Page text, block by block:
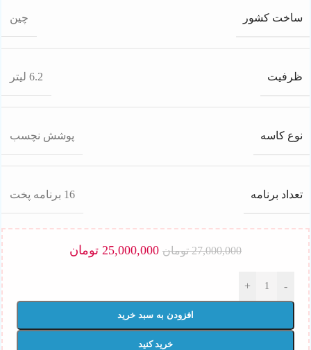
ساخت کشور چین
ظرفیت 6.2 لیتر
نوع کاسه پوشش نچسب
تعداد برنامه 16 برنامه پخت
27,000,000 تومان 25,000,000 تومان
-
+
افزودن به سبد خرید
خرید کنید